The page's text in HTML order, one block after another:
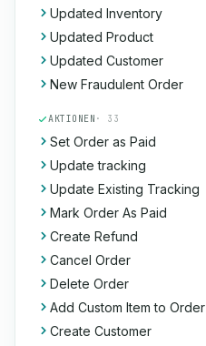
Updated Inventory
Updated Product
Updated Customer
New Fraudulent Order
AKTIONEN · 33
Set Order as Paid
Update tracking
Update Existing Tracking
Mark Order As Paid
Create Refund
Cancel Order
Delete Order
Add Custom Item to Order
Create Customer